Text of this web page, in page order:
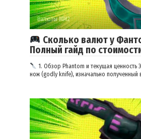
Валюты ММ2
Сколько валют у
Полный гайд по
1. Обзор Phantom и текущая ценность
нож (godly knife), изначально полученный